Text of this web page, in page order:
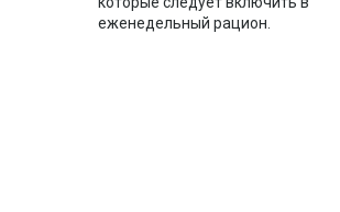
еженедельный рацион.